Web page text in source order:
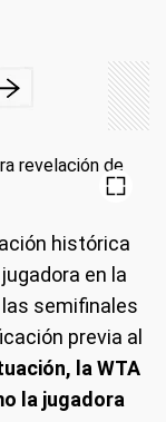
histórica
en la
las semifinales
previa al
la WTA
la jugadora